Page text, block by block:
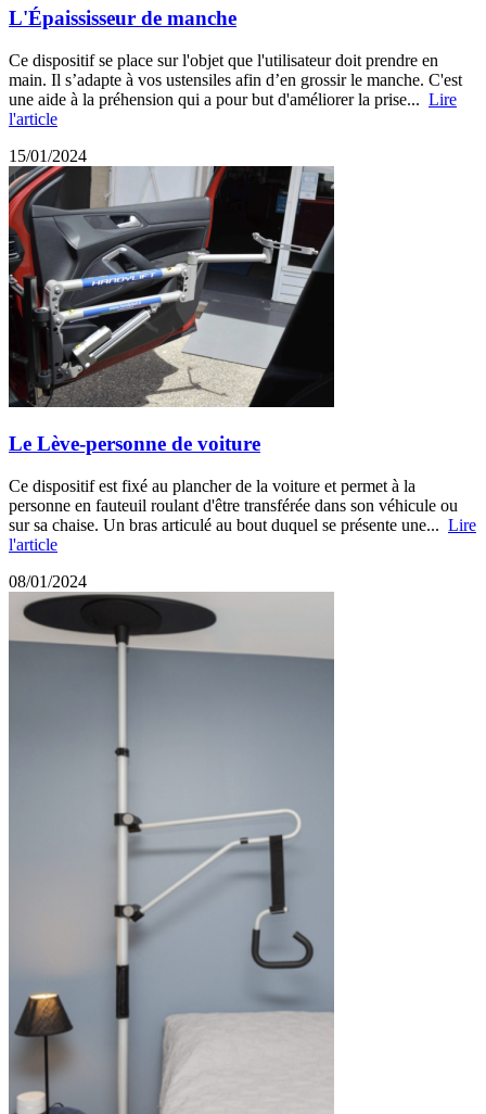
L'Épaississeur de manche
Ce dispositif se place sur l'objet que l'utilisateur doit prendre en
main. Il s’adapte à vos ustensiles afin d’en grossir le manche. C'est
une aide à la préhension qui a pour but d'améliorer la prise... Lire
l'article
15/01/2024
Le Lève-personne de voiture
Ce dispositif est fixé au plancher de la voiture et permet à la
personne en fauteuil roulant d'être transférée dans son véhicule ou
sur sa chaise. Un bras articulé au bout duquel se présente une... Lire
l'article
08/01/2024